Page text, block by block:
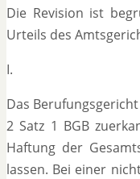
Die Revision ist
Urteils des
I.
Das
2 Satz 1 BGB
Haftung der
lassen. Bei einer